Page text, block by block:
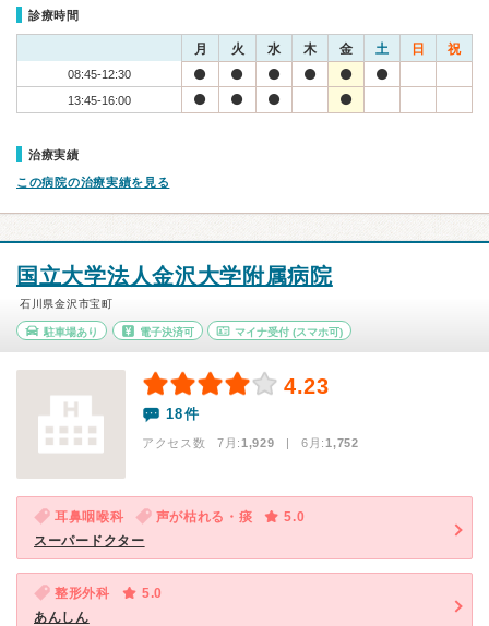
診療時間
月 火 水 木 金 土 日 祝
08:45-12:30
13:45-16:00
治療実績
この病院の治療実績を見る
国立大学法人金沢大学附属病院
石川県金沢市宝町
駐車場あり 電子決済可 マイナ受付 (スマホ可)
4.23
18件
アクセス数 7月:1,929 | 6月:1,752
耳鼻咽喉科 声が枯れる・痰
5.0
スーパードクター
整形外科
5.0
あんしん